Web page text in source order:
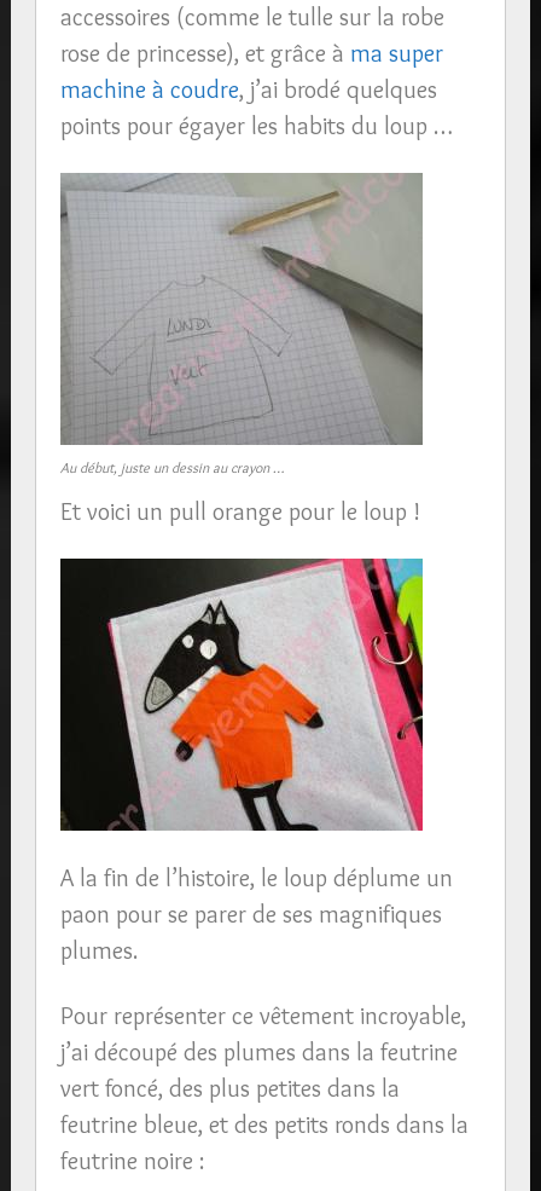
accessoires (comme le tulle sur la robe
rose de princesse), et grâce à ma super
machine à coudre, j’ai brodé quelques
points pour égayer les habits du loup …
Au début, juste un dessin au crayon …
Et voici un pull orange pour le loup !
A la fin de l’histoire, le loup déplume un
paon pour se parer de ses magnifiques
plumes.
Pour représenter ce vêtement incroyable,
j’ai découpé des plumes dans la feutrine
vert foncé, des plus petites dans la
feutrine bleue, et des petits ronds dans la
feutrine noire :